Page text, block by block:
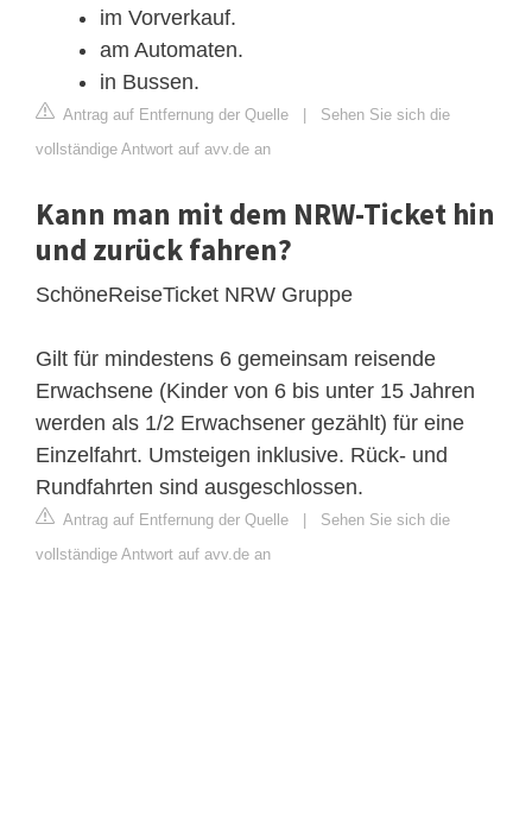
im Vorverkauf.
am Automaten.
in Bussen.
Antrag auf Entfernung der Quelle
Sehen Sie sich die
vollständige Antwort auf avv.de an
Kann man mit dem NRW-Ticket hin
und zurück fahren?
SchöneReiseTicket NRW Gruppe
Gilt für mindestens 6 gemeinsam reisende
Erwachsene (Kinder von 6 bis unter 15 Jahren
werden als 1/2 Erwachsener gezählt) für eine
Einzelfahrt. Umsteigen inklusive. Rück- und
Rundfahrten sind ausgeschlossen.
Antrag auf Entfernung der Quelle
Sehen Sie sich die
vollständige Antwort auf avv.de an